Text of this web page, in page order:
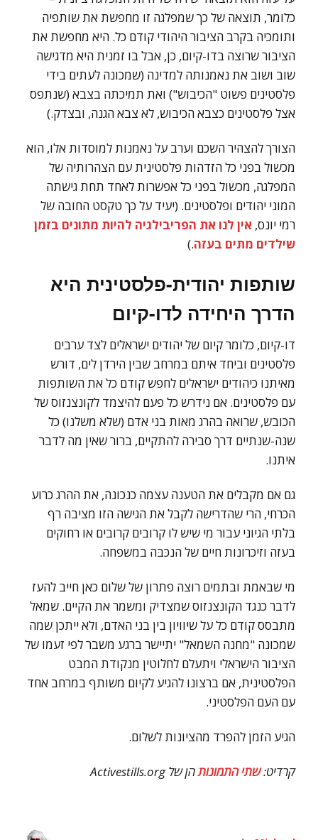
כלומר, תוצאה של כך שמפלגה זו מחפשת את שותפיה
ותומכיה בקרב הציבור היהודי קודם כל. היא מחפשת את
הציבור שרוצה בדו-קיום, כן, אבל בו זמנית היא מדגישה
שוב ושוב את נאמנותה למדינה (שמכונה לעתים בידי
פלסטינים פשוט "הכיבוש") ואת תמיכתה בצבא (שנתפס
אצל פלסטינים כצבא הכיבוש, לא צבא הגנה, ובצדק.)
הצורך להצהיר השכם וערב על נאמנות למוסדות אלו, הוא
מכשול בפני כל הזדהות פלסטינית עם הצהרותיה של
המפלגה, מכשול בפני כל אפשרות לאחד תחת גישתה
המוני יהודים ופלסטינים. (יעיד על כך טקסט החובה של
רמי יונס, אין לנו את הפריבילגיה להיות מתונים בזמן
שילדים מתים בעזה.)
שותפות יהודית-פלסטינית היא
הדרך היחידה לדו-קיום
דו-קיום, כלומר קיום של יהודים ישראלים לצד ערבים
פלסטינים וביחד איתם במרחב שבין הירדן לים, דורש
מאיתנו כיהודים ישראלים לחפש קודם כל את השותפות
עם פלסטינים. אם נידרש כל פעם להיצמד לקונצנזוס של
הכובש, שרואה בהרג מאות בני אדם (שלא משלנו) כל
שנה-שנתיים דרך סבירה להתקיים, ברור שאין מה לדבר
איתנו.
גם אם מקבלים את הטענה עצמה כנכונה, את ההרג כרוע
הכרחי, הרי שהדרישה לקבל את הגישה הזו מציבה רף
בלתי הגיוני עבור מי שיש לו קרובים קרובים או רחוקים
בעזה וזיכרונות חיים של הנכּבּה במשפחה.
מי שבאמת ובתמים רוצה פתרון של שלום כאן חייב להעז
לדבר כנגד הקונצנזוס שמצדיק ומשמר את הקיים. שמאל
מתבסס קודם כל על שיוויון בין בני האדם, ולא ייתכן שמה
שמכונה "מחנה השמאל" יתיישר ברגע משבר לפי זעמו של
הציבור הישראלי ויתעלם לחלוטין מנקודת המבט
הפלסטינית, אם ברצונו להגיע לקיום משותף במרחב אחד
עם העם הפלסטיני.
הגיע הזמן להפרד מהציונות לשלום.
קרדיט:שתי התמונותהן של Activestills.org